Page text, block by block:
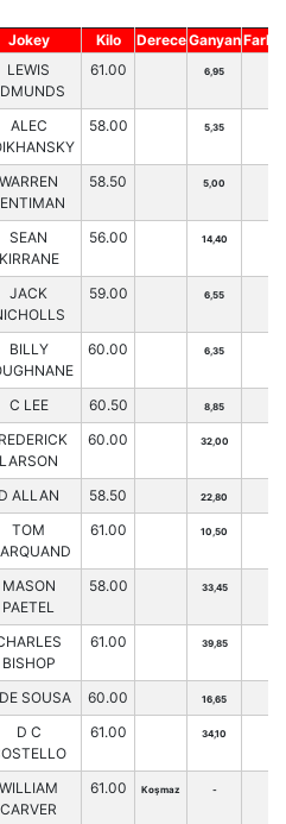
Jokey Kilo DereceGanyanFark
LEWIS
61.00 6,95
ALEC
58.00 5,35
WARREN
58.50 5,00
SEAN
KIRRANE
56.00 14,40
JACK
59.00 6,55
BILLY
60.00 6,35
C LEE 60.50 8,85
LARSON
60.00 32,00
D ALLAN 58.50 22,80
TOM
61.00 10,50
MASON
PAETEL
58.00 33,45
BISHOP
61.00 39,85
SOUSA 60.00 16,65
D C
61.00 34,10
WILLIAM
CARVER
61.00 Koşmaz -